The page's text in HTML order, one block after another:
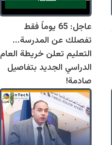
عاجل: 65 يوماً فقط
تفصلك عن المدرسة...
التعليم تعلن خريطة العام
الدراسي الجديد بتفاصيل
صادمة!